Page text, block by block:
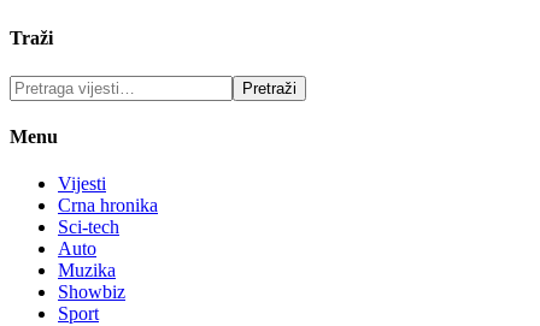
Traži
Menu
Vijesti
Crna hronika
Sci-tech
Auto
Muzika
Showbiz
Sport